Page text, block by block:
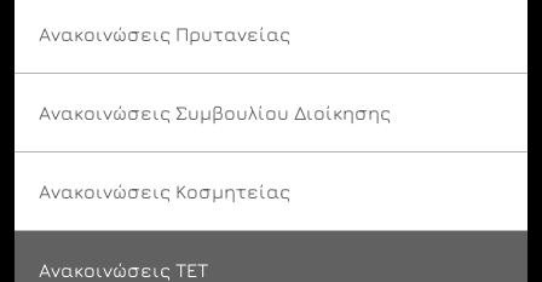
Ανακοινώσεις Πρυτανείας
Ανακοινώσεις Συμβουλίου Διοίκησης
Ανακοινώσεις Κοσμητείας
Ανακοινώσεις ΤΕΤ